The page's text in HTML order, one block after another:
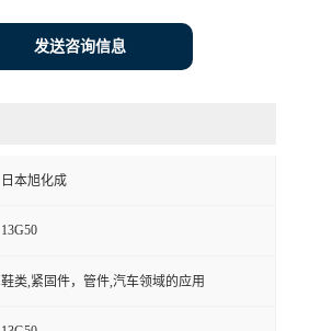
发送咨询信息
日本旭化成
13G50
鞋类,紧固件，管件,汽车领域的应用